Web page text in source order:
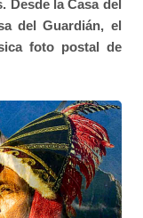
Desde la Casa del
del Guardián, el
foto postal de